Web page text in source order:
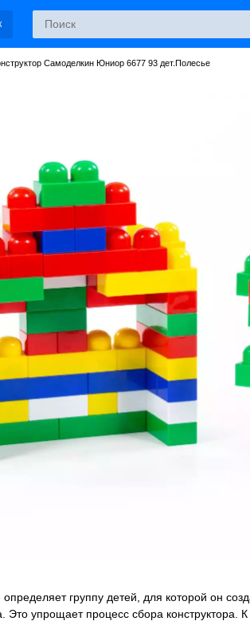
Самоделкин Юниор 6677 93 дет.Полесье
определяет группу детей, для которой он
Это упрощает процесс сбора